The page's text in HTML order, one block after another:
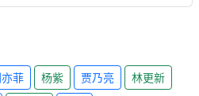
菲 杨紫 贾乃亮
林更新